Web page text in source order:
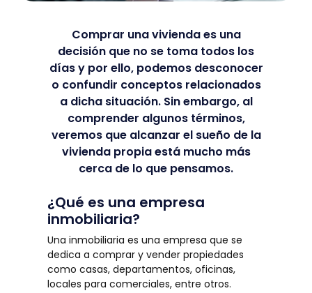
Comprar una vivienda es una
decisión que no se toma todos los
días y por ello, podemos desconocer
o confundir conceptos relacionados
a dicha situación. Sin embargo, al
comprender algunos términos,
veremos que alcanzar el sueño de la
vivienda propia está mucho más
cerca de lo que pensamos.
¿Qué es una empresa
inmobiliaria?
Una inmobiliaria es una empresa que se
dedica a comprar y vender propiedades
como casas, departamentos, oficinas,
locales para comerciales, entre otros.